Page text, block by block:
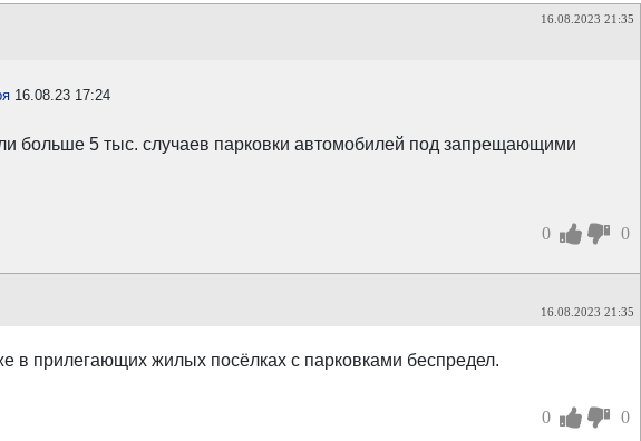
16.08.2023 21:35
16.08.23 17:24
больше 5 тыс. случаев парковки автомобилей под запрещающими
0 0
16.08.2023 21:35
в прилегающих жилых посёлках с парковками беспредел.
0 0